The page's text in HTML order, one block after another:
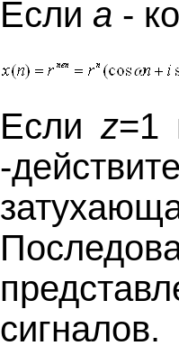
Если а -
Если z
-
сигналов.